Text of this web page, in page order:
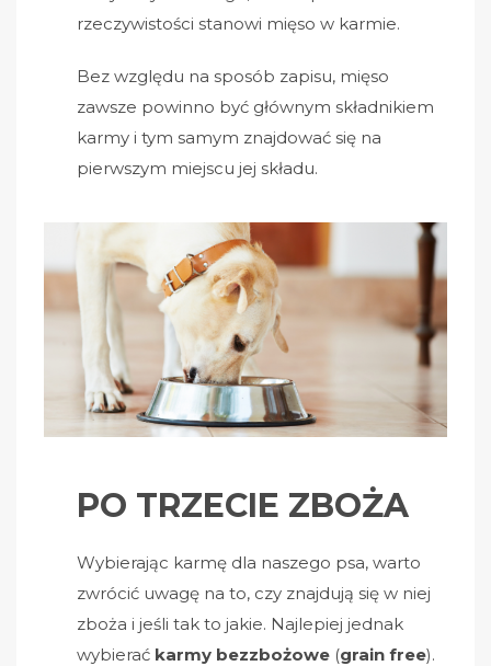
rzeczywistości stanowi mięso w karmie.
Bez względu na sposób zapisu, mięso
zawsze powinno być głównym składnikiem
karmy i tym samym znajdować się na
pierwszym miejscu jej składu.
PO TRZECIE ZBOŻA
Wybierając karmę dla naszego psa, warto
zwrócić uwagę na to, czy znajdują się w niej
zboża i jeśli tak to jakie. Najlepiej jednak
wybierać karmy bezzbożowe (grain free).